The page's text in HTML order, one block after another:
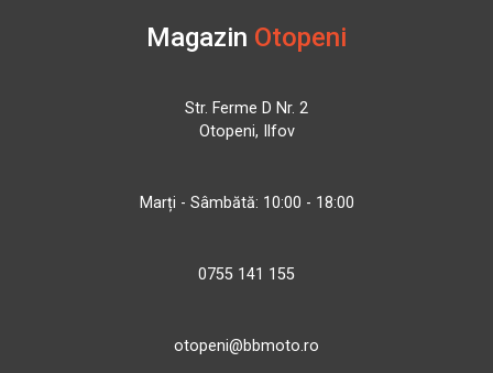
Magazin Otopeni
Str. Ferme D Nr. 2
Otopeni, Ilfov
Marți - Sâmbătă: 10:00 - 18:00
0755 141 155
otopeni@bbmoto.ro